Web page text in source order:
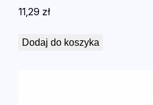
11,29 zł
Dodaj do koszyka